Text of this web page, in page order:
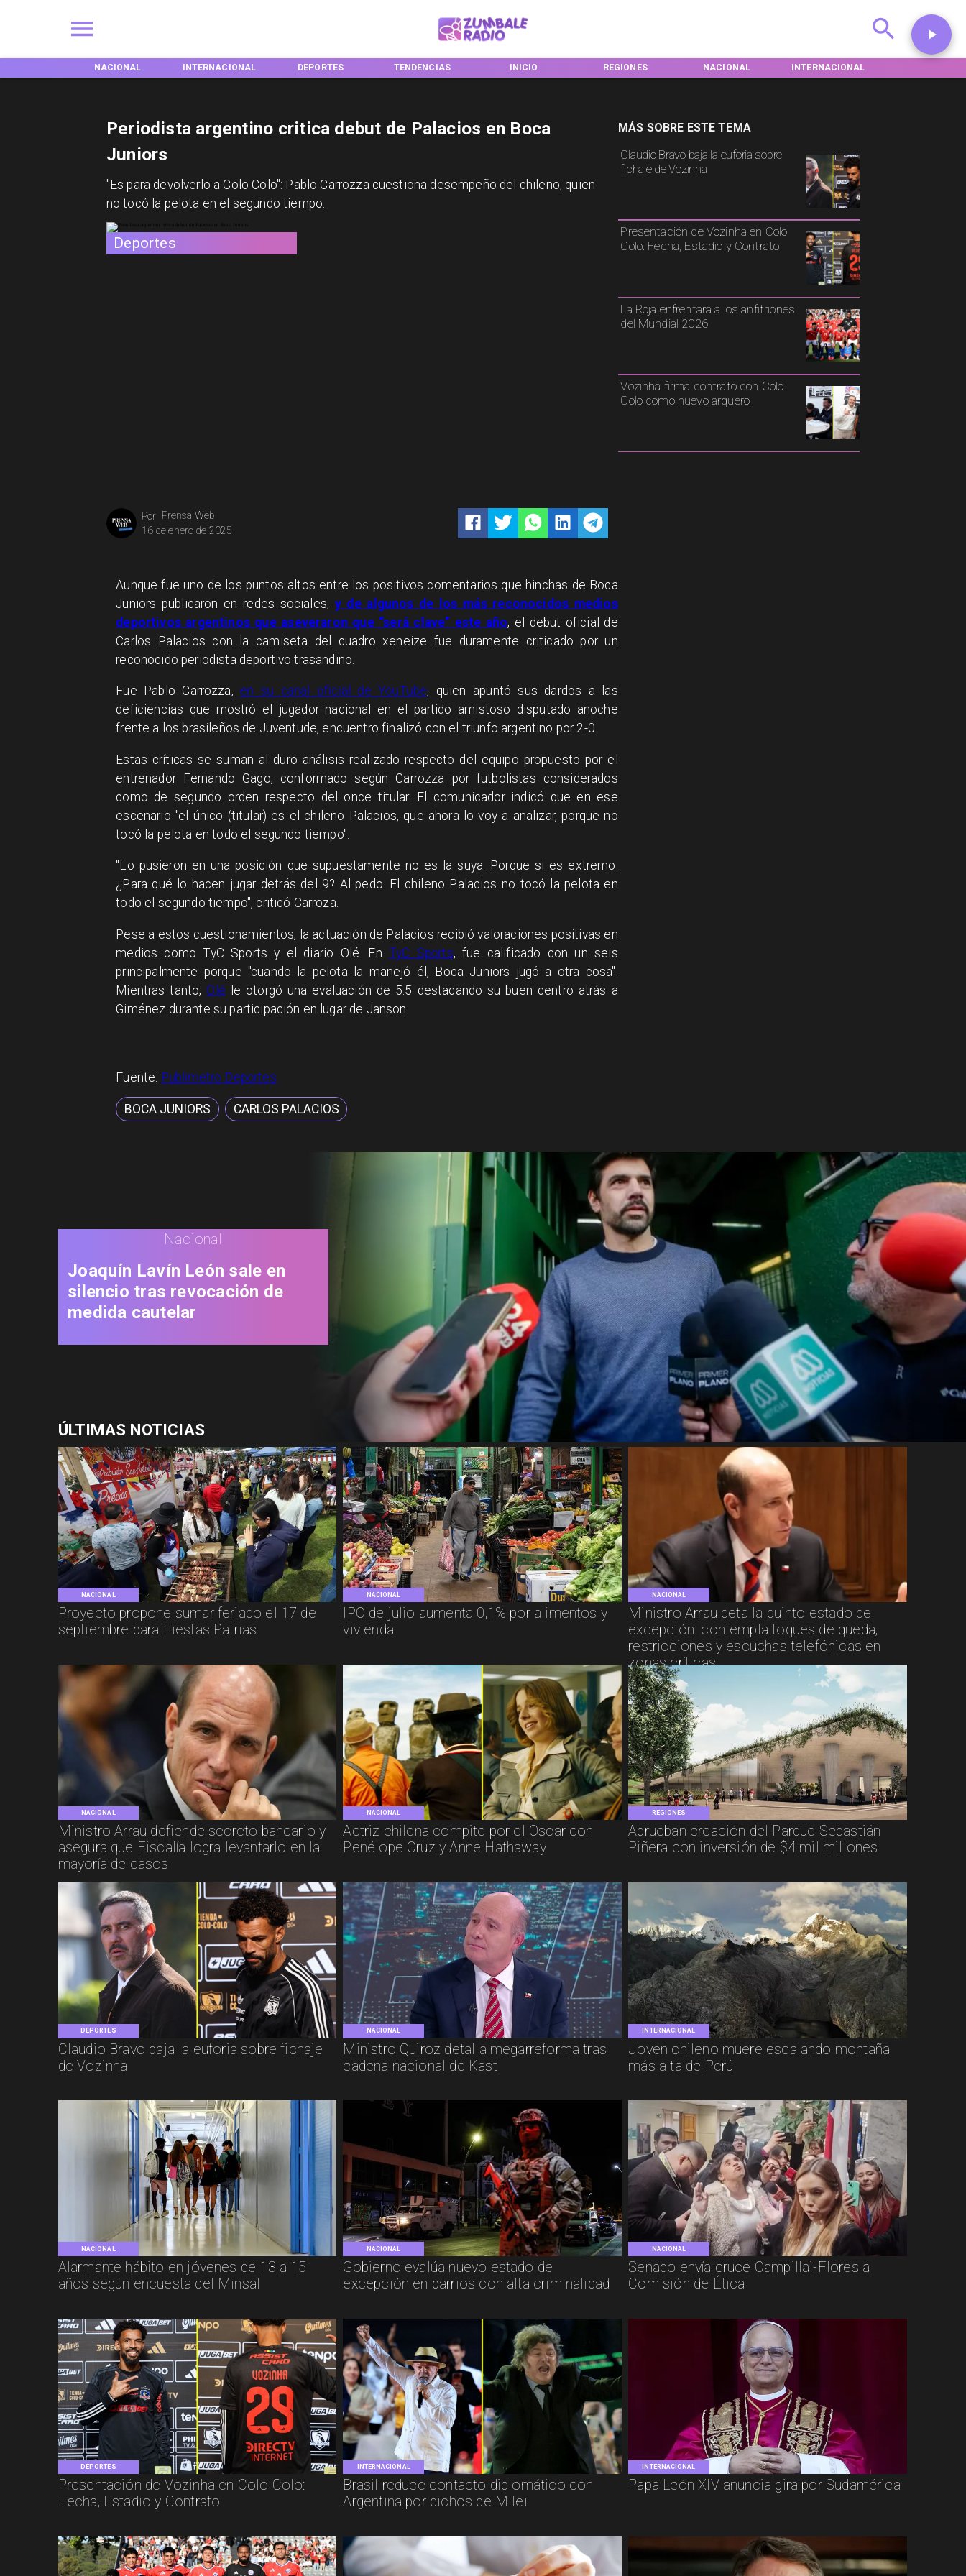
NACIONAL INTERNACIONAL DEPORTES TENDENCIAS INICIO REGIONES NACIONAL INTERNACIONAL
Deportes
Prensa Web
Por
16 de enero de 2025
Claudio Bravo baja la euforia sobre
fichaje de Vozinha
Presentación de Vozinha en Colo
Colo: Fecha, Estadio y Contrato
La Roja enfrentará a los anfitriones
del Mundial 2026
Vozinha firma contrato con Colo
Colo como nuevo arquero
MÁS SOBRE ESTE TEMA
Periodista argentino critica debut de Palacios en Boca
Juniors
"Es para devolverlo a Colo Colo": Pablo Carrozza cuestiona desempeño del chileno, quien
no tocó la pelota en el segundo tiempo.
Aunque fue uno de los puntos altos entre los positivos comentarios que hinchas de Boca
Juniors publicaron en redes sociales, y de algunos de los más reconocidos medios
deportivos argentinos que aseveraron que “será clave” este año, el debut oficial de
Carlos Palacios con la camiseta del cuadro xeneize fue duramente criticado por un
reconocido periodista deportivo trasandino.
Fue Pablo Carrozza, en su canal oficial de YouTube, quien apuntó sus dardos a las
deficiencias que mostró el jugador nacional en el partido amistoso disputado anoche
frente a los brasileños de Juventude, encuentro finalizó con el triunfo argentino por 2-0.
Estas críticas se suman al duro análisis realizado respecto del equipo propuesto por el
entrenador Fernando Gago, conformado según Carrozza por futbolistas considerados
como de segundo orden respecto del once titular. El comunicador indicó que en ese
escenario "el único (titular) es el chileno Palacios, que ahora lo voy a analizar, porque no
tocó la pelota en todo el segundo tiempo".
"Lo pusieron en una posición que supuestamente no es la suya. Porque si es extremo.
¿Para qué lo hacen jugar detrás del 9? Al pedo. El chileno Palacios no tocó la pelota en
todo el segundo tiempo", criticó Carroza.
Pese a estos cuestionamientos, la actuación de Palacios recibió valoraciones positivas en
medios como TyC Sports y el diario Olé. En TyC Sports, fue calificado con un seis
principalmente porque "cuando la pelota la manejó él, Boca Juniors jugó a otra cosa".
Mientras tanto, Olé le otorgó una evaluación de 5.5 destacando su buen centro atrás a
Giménez durante su participación en lugar de Janson.
Fuente: Publimetro Deportes
BOCA JUNIORS CARLOS PALACIOS
NACIONAL
Proyecto propone sumar feriado el 17 de
septiembre para Fiestas Patrias
NACIONAL
IPC de julio aumenta 0,1% por alimentos y
vivienda
NACIONAL
Ministro Arrau detalla quinto estado de
excepción: contempla toques de queda,
restricciones y escuchas telefónicas en
zonas críticas
NACIONAL
Ministro Arrau defiende secreto bancario y
asegura que Fiscalía logra levantarlo en la
mayoría de casos
NACIONAL
Actriz chilena compite por el Oscar con
Penélope Cruz y Anne Hathaway
REGIONES
Aprueban creación del Parque Sebastián
Piñera con inversión de $4 mil millones
DEPORTES
Claudio Bravo baja la euforia sobre fichaje
de Vozinha
NACIONAL
Ministro Quiroz detalla megarreforma tras
cadena nacional de Kast
INTERNACIONAL
Joven chileno muere escalando montaña
más alta de Perú
NACIONAL
Alarmante hábito en jóvenes de 13 a 15
años según encuesta del Minsal
NACIONAL
Gobierno evalúa nuevo estado de
excepción en barrios con alta criminalidad
NACIONAL
Senado envía cruce Campillai-Flores a
Comisión de Ética
DEPORTES
Presentación de Vozinha en Colo Colo:
Fecha, Estadio y Contrato
INTERNACIONAL
Brasil reduce contacto diplomático con
Argentina por dichos de Milei
INTERNACIONAL
Papa León XIV anuncia gira por Sudamérica
Nacional
Joaquín Lavín León sale en
silencio tras revocación de
medida cautelar
ÚLTIMAS NOTICIAS